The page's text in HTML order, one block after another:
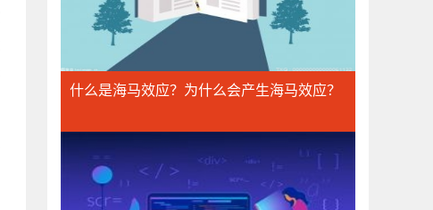
什么是海马效应？为什么会产生海马效应？